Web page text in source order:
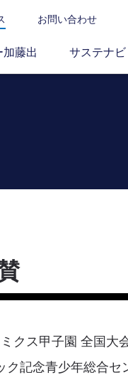
お問い合わせ
加藤出 サステナビ
クス甲子園 全国大会
ク記念青少年総合セ